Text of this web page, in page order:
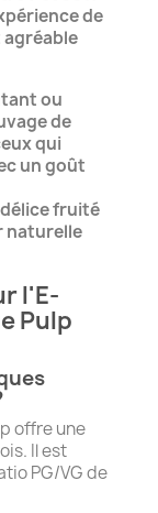
de
ou
de
qui
un goût
fruité
naturelle
l'E-
Pulp
offre une
Il est
PG/VG de